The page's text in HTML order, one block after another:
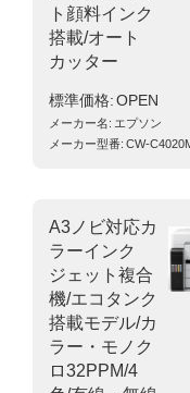
ト顔料インク
搭載/オート
カッター
標準価格 OPEN
メーカー名 エプソン
メーカー型番 CW-
A3ノビ対応カ
ラーインク
ジェット複合
機/エコタンク
搭載モデル/カ
ラー・モノク
ロ32PPM/4